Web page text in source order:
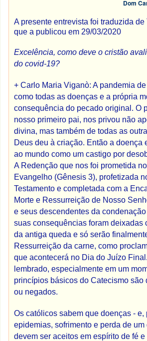
Dom
A presente entrevista foi traduzida de
que a publicou em 29/03/2020
Excelência, como deve o cristão
do covid-19?
+ Carlo Maria Viganò: A pandemia
como todas as doenças e a própria
consequência do pecado original. O
nosso primeiro pai, nos privou não
divina, mas também de todas as
Deus deu à criação. Então a doença
ao mundo como um castigo por
A Redenção que nos foi prometida
Evangelho (Gênesis 3), profetizada
Testamento e completada com a
Morte e Ressurreição de Nosso
e seus descendentes da
suas consequências foram deixadas
da antiga queda e só serão
Ressurreição da carne, como
que acontecerá no Dia do Juízo
lembrado, especialmente em um
princípios básicos do Catecismo são
ou negados.
Os católicos sabem que doenças - e,
epidemias, sofrimento e perda de um
devem ser aceitos em espírito de fé